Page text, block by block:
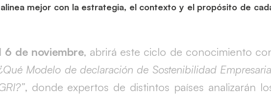
mejor con la estrategia, el contexto y el propósito de
6 de noviembre, abrirá este ciclo de conocimiento
Modelo de declaración de Sostenibilidad
, donde expertos de distintos países analizarán